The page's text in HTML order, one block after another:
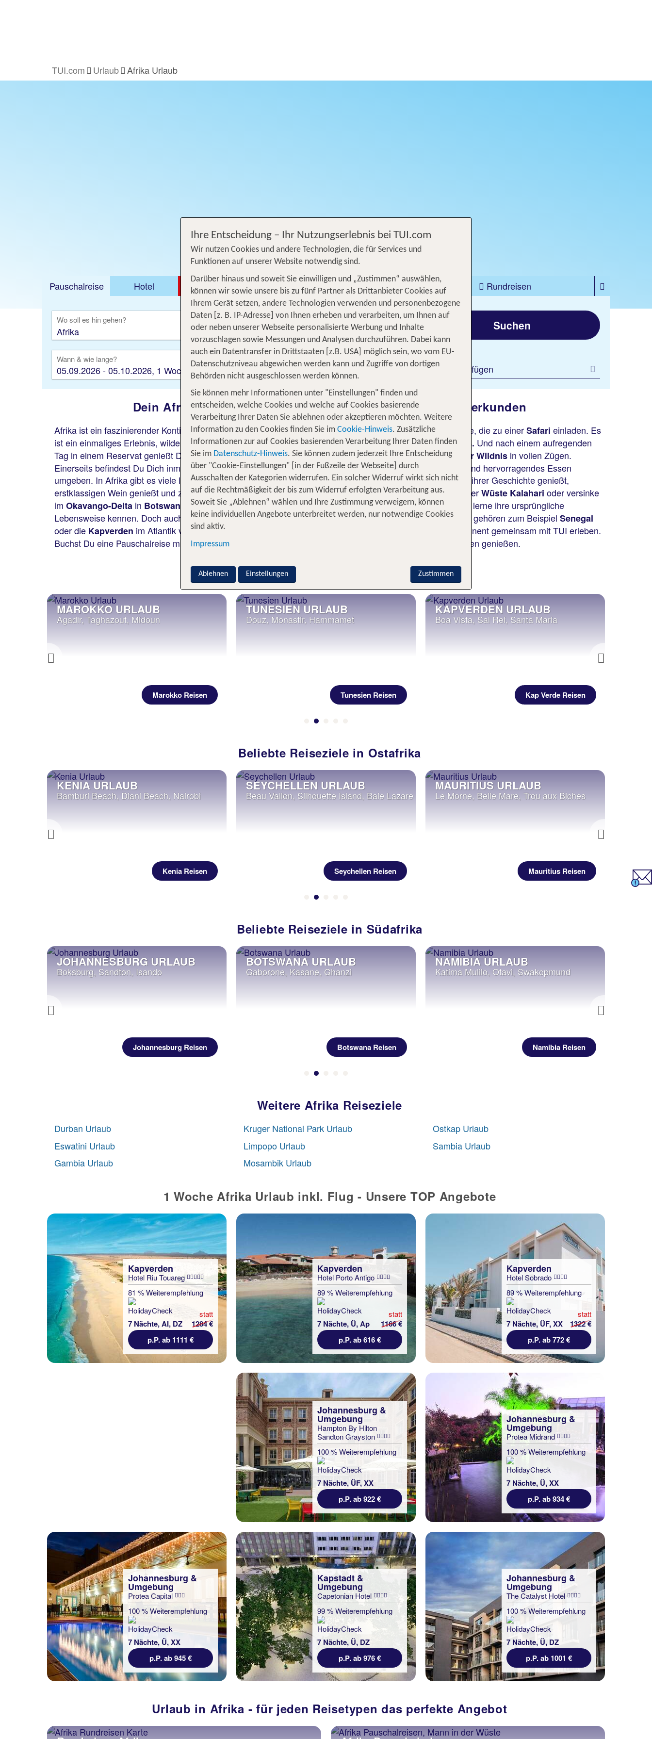
TUI.com Urlaub Afrika Urlaub
Pauschalreise Hotel DEALS Flug Ferienhaus Mietwagen Kreuzfahrten
Rundreisen
Ausflüge
Camper Privattransfer Zusatzleistungen
Wo soll es hin gehen? Von wo?
Beliebig
Wann & wie lange?
05.09.2026 - 05.10.2026, 1 Woche
Wer reist mit?
2 Erwachsene
Suchen
Filter hinzufügen
Dein Afrika Urlaub 2026 - Einen faszinierenden Kontinent erkunden
Afrika ist ein faszinierender Kontinent. Gerade imSüden des Landeserstrecken sich atemberaubende Ziele, die zu einerSafari einladen. Es
ist ein einmaliges Erlebnis, wilde Tiere in freier Wildbahn zu erleben: egal, obLöwen, Giraffen oder Zebras. Und nach einem aufregenden
Tag in einem Reservat genießt Du am Abend die Annehmlichkeiten Deines Hotels oder DeinerLodge in der Wildnis in vollen Zügen.
Einerseits befindest Du Dich inmitten unberührter Natur. Andererseits bist Du von Komfort wie Pools, Bars und hervorragendes Essen
umgeben. In Afrika gibt es viele lohnenswerte Ziele. EntdeckeSüdafrika, wo Du auf pulsierende Städte mit ihrer Geschichte genießt,
erstklassigen Wein genießt und zu einer Safari aufbrechen kannst. Freue Dich auf die WeiteNamibias mit derWüste Kalahari oder versinke
im Okavango-Delta in Botswana in einer einzigartigen Naturlandschaft. Treffe inTansaniadieMassai
und lerne ihre ursprüngliche
Lebensweise kennen. Doch auch imWestendes Kontinents gibt es faszinierende Ziele zu entdecken. Dazu gehören zum Beispiel Senegal
oder die Kapverden im Atlantik vor der Westküste. All das ist Afrika und Du kannst den faszinierenden Kontinent gemeinsam mit TUI erleben.
Buchst Du eine Pauschalreise musst Du Dich um nichts kümmern und kannst im Urlaub Afrika in vollen Zügen genießen.
Beliebte Reiseziele in Nordafrika
Previous
MAROKKO URLAUB
Agadir, Taghazout, Midoun
Marokko Reisen
TUNESIEN URLAUB
Douz, Monastir, Hammamet
Tunesien Reisen
KAPVERDEN URLAUB
Boa Vista, Sal Rei, Santa Maria
Kap Verde Reisen
Beliebte Reiseziele in Ostafrika
Previous
KENIA URLAUB
Bamburi Beach, Diani Beach, Nairobi
Kenia Reisen
SEYCHELLEN URLAUB
Beau Vallon, Silhouette Island, Baie Lazare
Seychellen Reisen
MAURITIUS URLAUB
Le Morne, Belle Mare, Trou aux Biches
Mauritius Reisen
Beliebte Reiseziele in Südafrika
Previous
JOHANNESBURG URLAUB
Boksburg, Sandton, Isando
Johannesburg Reisen
BOTSWANA URLAUB
Gaborone, Kasane, Ghanzi
Botswana Reisen
NAMIBIA URLAUB
Katima Mulilo, Otavi, Swakopmund
Namibia Reisen
Weitere Afrika Reiseziele
Durban Urlaub
Eswatini Urlaub
Gambia Urlaub
Kruger National Park Urlaub
Limpopo Urlaub
Mosambik Urlaub
Ostkap Urlaub
Sambia Urlaub
1 Woche Afrika Urlaub inkl. Flug - Unsere TOP Angebote
Kapverden
Hotel Riu Touareg
81 % Weiterempfehlung
7 Nächte, AI, DZ
statt
1284 €
p.P. ab 1111 €
Kapverden
Hotel Porto Antigo
89 % Weiterempfehlung
7 Nächte, Ü, Ap
statt
1166 €
p.P. ab 616 €
Kapverden
Hotel Sobrado
89 % Weiterempfehlung
7 Nächte, ÜF, XX
statt
1322 €
p.P. ab 772 €
Kapverden
Oásis White Hotel
86 % Weiterempfehlung
7 Nächte, ÜF, DL
statt
1212 €
p.P. ab 792 €
Johannesburg &
Umgebung
Hampton By Hilton
Sandton Grayston
100 % Weiterempfehlung
7 Nächte, ÜF, XX
p.P. ab 922 €
Johannesburg &
Umgebung
Protea Midrand
100 % Weiterempfehlung
7 Nächte, Ü, XX
p.P. ab 934 €
Johannesburg &
Umgebung
Protea Capital
100 % Weiterempfehlung
7 Nächte, Ü, XX
p.P. ab 945 €
Kapstadt &
Umgebung
Capetonian Hotel
99 % Weiterempfehlung
7 Nächte, Ü, DZ
p.P. ab 976 €
Johannesburg &
Umgebung
The Catalyst Hotel
100 % Weiterempfehlung
7 Nächte, Ü, DZ
p.P. ab 1001 €
Urlaub in Afrika - für jeden Reisetypen das perfekte Angebot
Ihre Entscheidung – Ihr Nutzungserlebnis bei TUI.com
Wir nutzen Cookies und andere Technologien, die für Services und
Funktionen auf unserer Website notwendig sind.
Darüber hinaus und soweit Sie einwilligen und „Zustimmen“ auswählen,
können wir sowie unsere bis zu fünf Partner als Drittanbieter Cookies auf
Ihrem Gerät setzen, andere Technologien verwenden und personenbezogene
Daten [z. B. IP-Adresse] von Ihnen erheben und verarbeiten, um Ihnen auf
oder neben unserer Webseite personalisierte Werbung und Inhalte
vorzuschlagen sowie Messungen und Analysen durchzuführen. Dabei kann
auch ein Datentransfer in Drittstaaten [z.B. USA] möglich sein, wo vom EU-
Datenschutzniveau abgewichen werden kann und Zugriffe von dortigen
Behörden nicht ausgeschlossen werden können.
Sie können mehr Informationen unter "Einstellungen" finden und
entscheiden, welche Cookies und welche auf Cookies basierende
Verarbeitung Ihrer Daten Sie ablehnen oder akzeptieren möchten. Weitere
Information zu den Cookies finden Sie im Cookie-Hinweis. Zusätzliche
Informationen zur auf Cookies basierenden Verarbeitung Ihrer Daten finden
Sie im Datenschutz-Hinweis. Sie können zudem jederzeit Ihre Entscheidung
über "Cookie-Einstellungen" [in der Fußzeile der Webseite] durch
Ausschalten der Kategorien widerrufen. Ein solcher Widerruf wirkt sich nicht
auf die Rechtmäßigkeit der bis zum Widerruf erfolgten Verarbeitung aus.
Soweit Sie „Ablehnen“ wählen und Ihre Zustimmung verweigern, können
keine individuellen Angebote unterbreitet werden, nur notwendige Cookies
sind aktiv.
Impressum
Zustimmen
Ablehnen Einstellungen